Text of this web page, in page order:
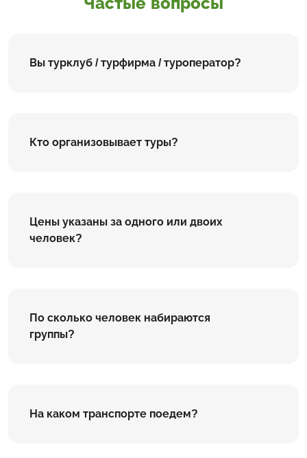
Вы турклуб / турфирма / туроператор?
Кто организовывает туры?
Цены указаны за одного или двоих
человек?
По сколько человек набираются
группы?
На каком транспорте поедем?